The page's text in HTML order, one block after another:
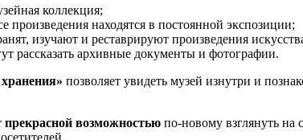
коллекция;
произведения находятся в постоянной экспозиции;
изучают и реставрируют произведения
рассказать архивные документы и фотографии.
позволяет увидеть музей изнутри и
прекрасной возможностью по-новому взглянуть на